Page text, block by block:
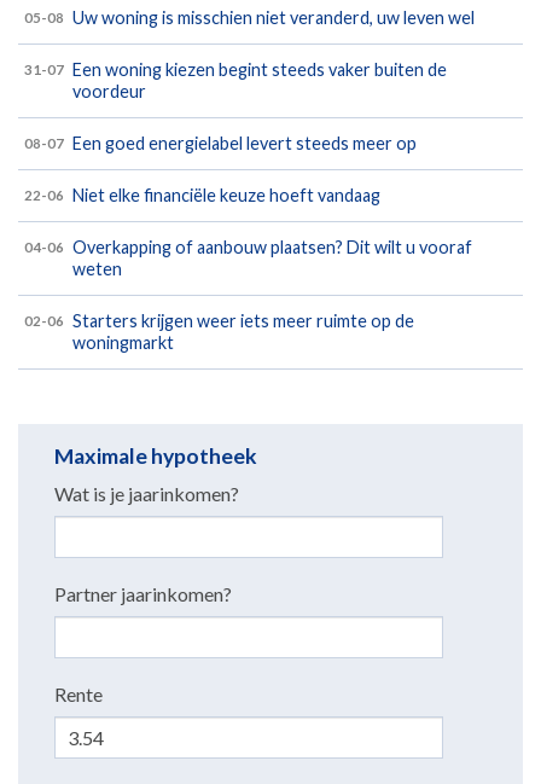
05-08 Uw woning is misschien niet veranderd, uw leven wel
31-07 Een woning kiezen begint steeds vaker buiten de
voordeur
08-07 Een goed energielabel levert steeds meer op
22-06 Niet elke financiële keuze hoeft vandaag
04-06
Overkapping of aanbouw plaatsen? Dit wilt u vooraf
weten
02-06
Starters krijgen weer iets meer ruimte op de
woningmarkt
Maximale hypotheek
Wat is je jaarinkomen?
Partner jaarinkomen?
Rente